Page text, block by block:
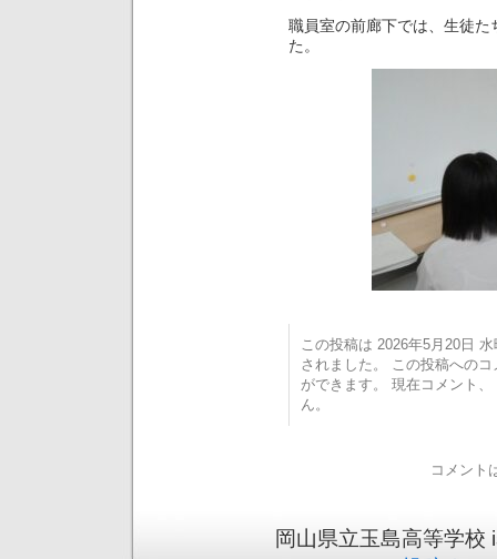
職員室の前廊下では、生徒
た。
この投稿は 2026年5月20日
されました。 この投稿への
ができます。 現在コメント
ん。
コメント
岡山県立玉島高等学